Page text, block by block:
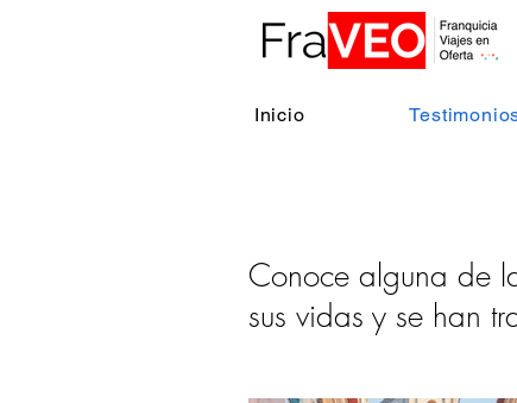
Inicio
Conoce alguna de
sus vidas y se han